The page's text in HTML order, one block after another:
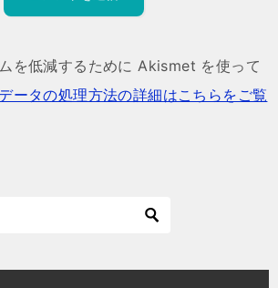
を低減するために Akismet を使って
ータの処理方法の詳細はこちらをご覧